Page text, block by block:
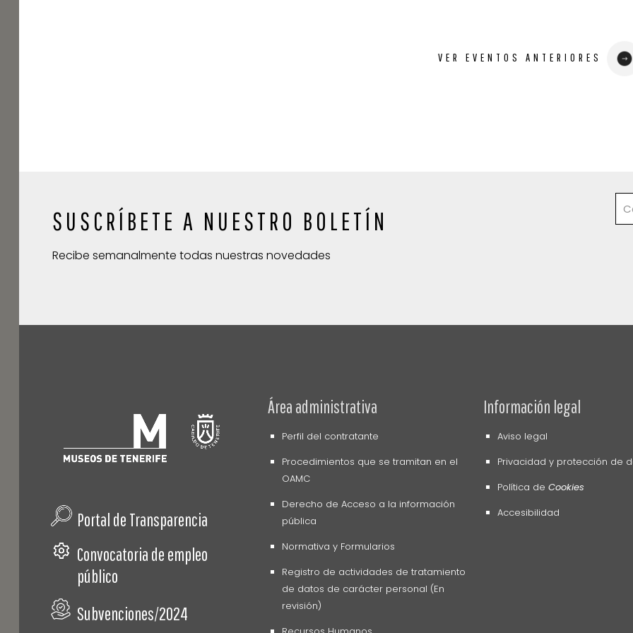
VER EVENTOS ANTERIORES
SUSCRÍBETE A NUESTRO BOLETÍN
Recibe semanalmente todas nuestras novedades
Portal de Transparencia
Convocatoria de empleo
público
Subvenciones/2024
Área administrativa
Perfil del contratante
Procedimientos que se tramitan en el
OAMC
Derecho de Acceso a la información
pública
Normativa y Formularios
Registro de actividades de tratamiento
de datos de carácter personal (En
revisión)
Información legal
Aviso legal
Privacidad y protección de
Política de Cookies
Accesibilidad